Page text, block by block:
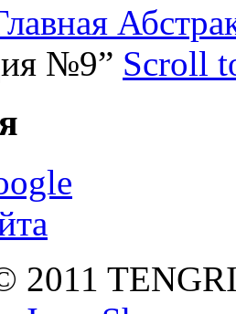
№9” Scroll
2011